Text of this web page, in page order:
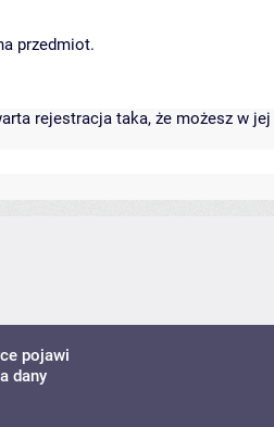
przedmiot.
rejestracja taka, że możesz w
pojawi
dany